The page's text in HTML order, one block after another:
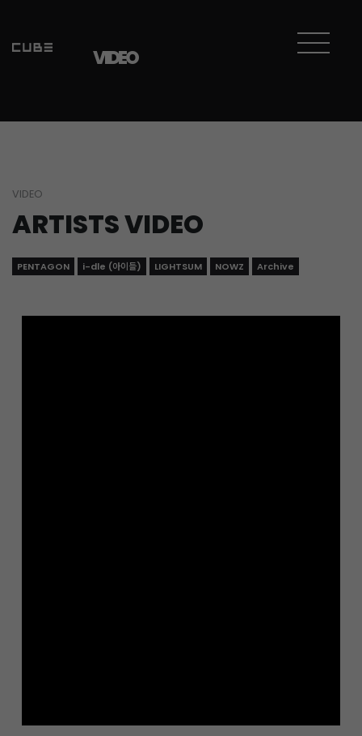
VIDEO
VIDEO
ARTISTS VIDEO
PENTAGON i-dle (아이들) LIGHTSUM NOWZ Archive